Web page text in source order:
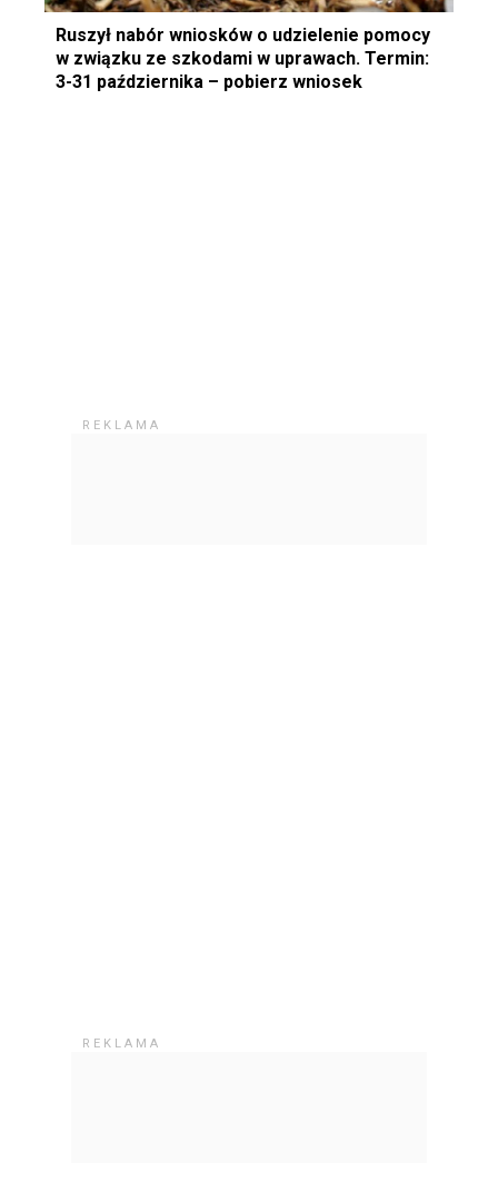
Ruszył nabór wniosków o udzielenie pomocy
w związku ze szkodami w uprawach. Termin:
3-31 października – pobierz wniosek